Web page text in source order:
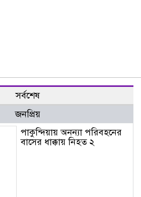
সর্বশেষ
জনপ্রিয়
পাকুন্দিয়ায় অনন্যা পরিবহনের
বাসের ধাক্কায় নিহত ২